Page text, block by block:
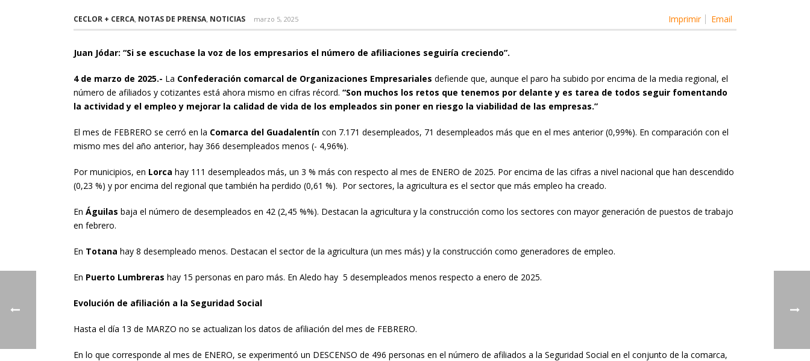
Imprimir Email
CECLOR + CERCA, NOTAS DE PRENSA, NOTICIAS marzo 5, 2025
Juan Jódar: “Si se escuchase la voz de los empresarios el número de afiliaciones seguiría creciendo”.
4 de marzo de 2025.- La Confederación comarcal de Organizaciones Empresariales defiende que, aunque el paro ha subido por encima de la media regional, el
número de afiliados y cotizantes está ahora mismo en cifras récord. “Son muchos los retos que tenemos por delante y es tarea de todos seguir fomentando
la actividad y el empleo y mejorar la calidad de vida de los empleados sin poner en riesgo la viabilidad de las empresas.”
El mes de FEBRERO se cerró en la Comarca del Guadalentín con 7.171 desempleados, 71 desempleados más que en el mes anterior (0,99%). En comparación con el
mismo mes del año anterior, hay 366 desempleados menos (- 4,96%).
Por municipios, en Lorca hay 111 desempleados más, un 3 % más con respecto al mes de ENERO de 2025. Por encima de las cifras a nivel nacional que han descendido
(0,23 %) y por encima del regional que también ha perdido (0,61 %). Por sectores, la agricultura es el sector que más empleo ha creado.
En Águilas baja el número de desempleados en 42 (2,45 %%). Destacan la agricultura y la construcción como los sectores con mayor generación de puestos de trabajo
en febrero.
En Totana hay 8 desempleado menos. Destacan el sector de la agricultura (un mes más) y la construcción como generadores de empleo.
En Puerto Lumbreras hay 15 personas en paro más. En Aledo hay 5 desempleados menos respecto a enero de 2025.
Evolución de afiliación a la Seguridad Social
Hasta el día 13 de MARZO no se actualizan los datos de afiliación del mes de FEBRERO.
En lo que corresponde al mes de ENERO, se experimentó un DESCENSO de 496 personas en el número de afiliados a la Seguridad Social en el conjunto de la comarca,